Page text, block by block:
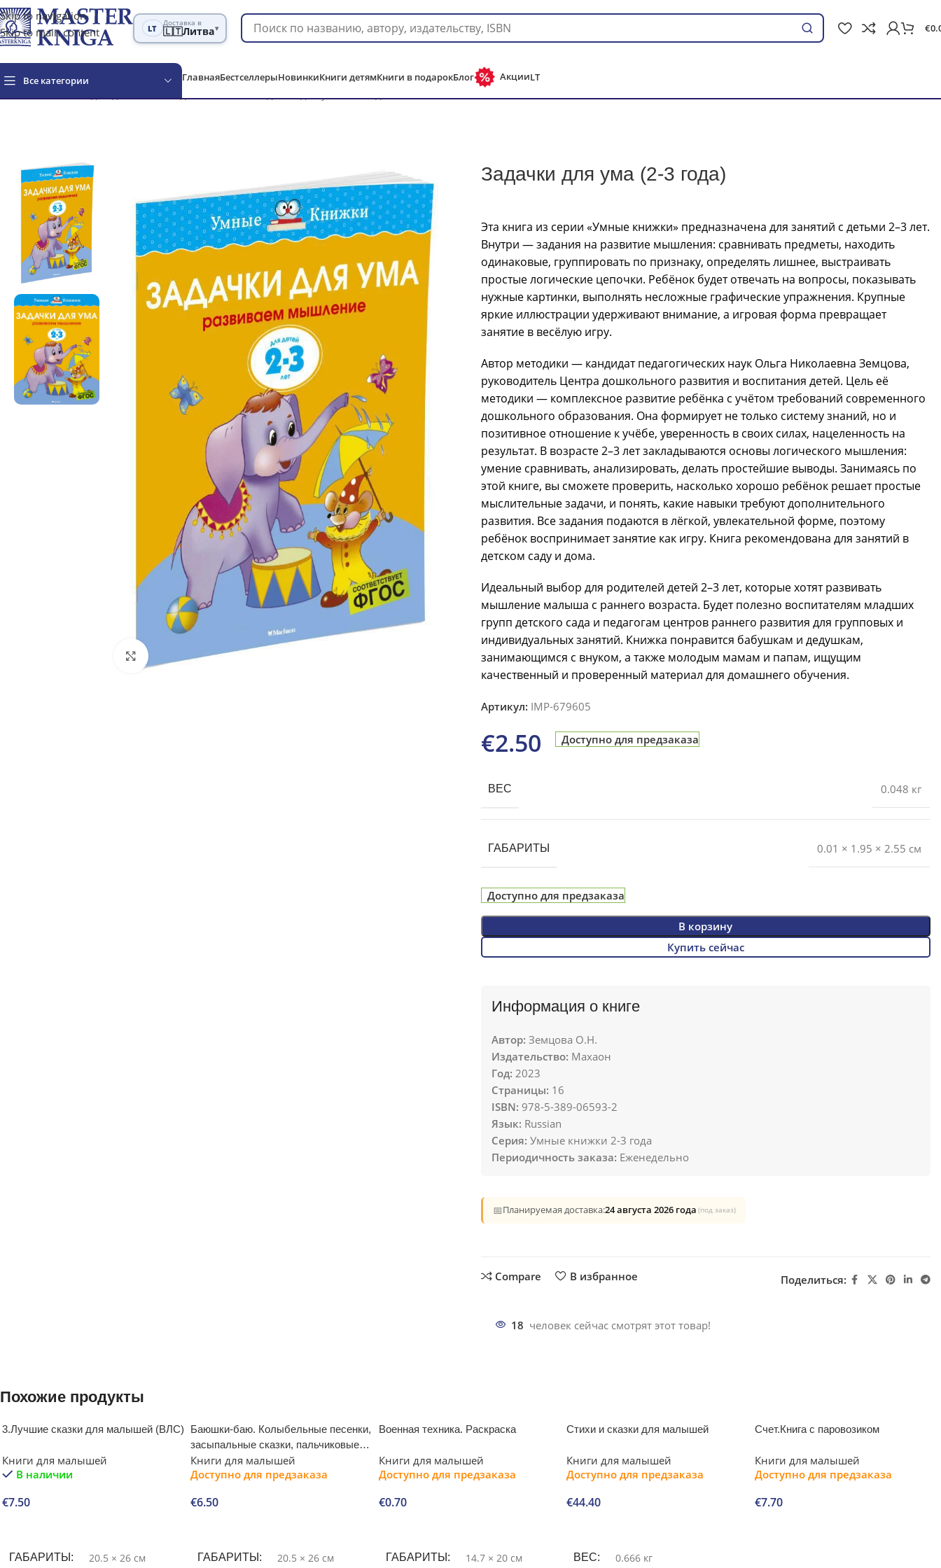
Skip to navigation
Skip to main content
LT
Доставка в
🇱🇹Литва▾
Поиск
€
Все категории ГлавнаяБестселлерыНовинкиКниги детямКниги в подарокБлог АкцииLT
Click to enlarge
Задачки для ума (2-3 года)
Эта книга из серии «Умные книжки» предназначена для занятий с детьми 2–3 лет.
Внутри — задания на развитие мышления: сравнивать предметы, находить
одинаковые, группировать по признаку, определять лишнее, выстраивать
простые логические цепочки. Ребёнок будет отвечать на вопросы, показывать
нужные картинки, выполнять несложные графические упражнения. Крупные
яркие иллюстрации удерживают внимание, а игровая форма превращает
занятие в весёлую игру.
Автор методики — кандидат педагогических наук Ольга Николаевна Земцова,
руководитель Центра дошкольного развития и воспитания детей. Цель её
методики — комплексное развитие ребёнка с учётом требований современного
дошкольного образования. Она формирует не только систему знаний, но и
позитивное отношение к учёбе, уверенность в своих силах, нацеленность на
результат. В возрасте 2–3 лет закладываются основы логического мышления:
умение сравнивать, анализировать, делать простейшие выводы. Занимаясь по
этой книге, вы сможете проверить, насколько хорошо ребёнок решает простые
мыслительные задачи, и понять, какие навыки требуют дополнительного
развития. Все задания подаются в лёгкой, увлекательной форме, поэтому
ребёнок воспринимает занятие как игру. Книга рекомендована для занятий в
детском саду и дома.
Идеальный выбор для родителей детей 2–3 лет, которые хотят развивать
мышление малыша с раннего возраста. Будет полезно воспитателям младших
групп детского сада и педагогам центров раннего развития для групповых и
индивидуальных занятий. Книжка понравится бабушкам и дедушкам,
занимающимся с внуком, а также молодым мамам и папам, ищущим
качественный и проверенный материал для домашнего обучения.
Артикул: IMP-679605
€2.50 Доступно для предзаказа
ВЕС 0.048 кг
ГАБАРИТЫ 0.01 × 1.95 × 2.55 см
Доступно для предзаказа
В корзину
Купить сейчас
Информация о книге
Автор: Земцова О.Н.
Издательство: Махаон
Год: 2023
Страницы: 16
ISBN: 978-5-389-06593-2
Язык: Russian
Серия: Умные книжки 2-3 года
Периодичность заказа: Еженедельно
📅Планируемая доставка:24 августа 2026 года (под заказ)
Compare В избранное Поделиться:
18 человек сейчас смотрят этот товар!
Похожие продукты
3.Лучшие сказки для малышей (ВЛС)
Книги для малышей
В наличии
€7.50
ГАБАРИТЫ 20.5 × 26 см
Баюшки-баю. Колыбельные песенки,
засыпальные сказки, пальчиковые
игры
Книги для малышей
Доступно для предзаказа
€6.50
ГАБАРИТЫ 20.5 × 26 см
Военная техника. Раскраска
Книги для малышей
Доступно для предзаказа
€0.70
ГАБАРИТЫ 14.7 × 20 см
Стихи и сказки для малышей
Книги для малышей
Доступно для предзаказа
€44.40
ВЕС 0.666 кг
Счет.Книга с паровозиком
Книги для малышей
Доступно для предзаказа
€7.70